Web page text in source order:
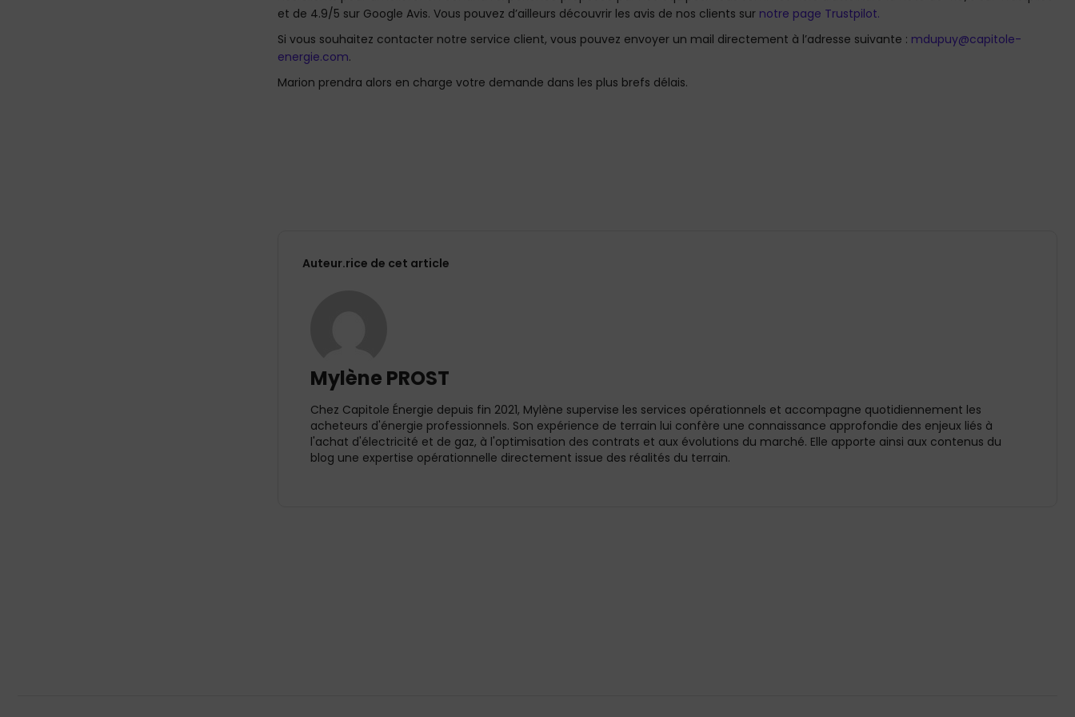
et de 4.9/5 sur Google Avis. Vous pouvez d’ailleurs découvrir les avis de nos clients sur notre page Trustpilot.
Si vous souhaitez contacter notre service client, vous pouvez envoyer un mail directement à l’adresse suivante : mdupuy@capitole-
energie.com.
Marion prendra alors en charge votre demande dans les plus brefs délais.
Auteur.rice de cet article
Mylène PROST
Chez Capitole Énergie depuis fin 2021, Mylène supervise les services opérationnels et accompagne quotidiennement les
acheteurs d'énergie professionnels. Son expérience de terrain lui confère une connaissance approfondie des enjeux liés à
l'achat d'électricité et de gaz, à l'optimisation des contrats et aux évolutions du marché. Elle apporte ainsi aux contenus du
blog une expertise opérationnelle directement issue des réalités du terrain.